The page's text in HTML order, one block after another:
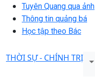
Tuyên Quang qua ảnh
Thông tin quảng bá
Học tập theo Bác
THỜI SỰ - CHÍNH TRỊ